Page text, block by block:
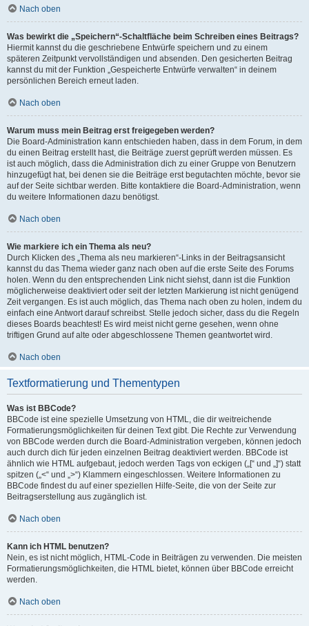
Nach oben
Was bewirkt die „Speichern“-Schaltfläche beim Schreiben eines Beitrags?
Hiermit kannst du die geschriebene Entwürfe speichern und zu einem
späteren Zeitpunkt vervollständigen und absenden. Den gesicherten Beitrag
kannst du mit der Funktion „Gespeicherte Entwürfe verwalten“ in deinem
persönlichen Bereich erneut laden.
Nach oben
Warum muss mein Beitrag erst freigegeben werden?
Die Board-Administration kann entschieden haben, dass in dem Forum, in dem
du einen Beitrag erstellt hast, die Beiträge zuerst geprüft werden müssen. Es
ist auch möglich, dass die Administration dich zu einer Gruppe von Benutzern
hinzugefügt hat, bei denen sie die Beiträge erst begutachten möchte, bevor sie
auf der Seite sichtbar werden. Bitte kontaktiere die Board-Administration, wenn
du weitere Informationen dazu benötigst.
Nach oben
Wie markiere ich ein Thema als neu?
Durch Klicken des „Thema als neu markieren“-Links in der Beitragsansicht
kannst du das Thema wieder ganz nach oben auf die erste Seite des Forums
holen. Wenn du den entsprechenden Link nicht siehst, dann ist die Funktion
möglicherweise deaktiviert oder seit der letzten Markierung ist nicht genügend
Zeit vergangen. Es ist auch möglich, das Thema nach oben zu holen, indem du
einfach eine Antwort darauf schreibst. Stelle jedoch sicher, dass du die Regeln
dieses Boards beachtest! Es wird meist nicht gerne gesehen, wenn ohne
triftigen Grund auf alte oder abgeschlossene Themen geantwortet wird.
Nach oben
Textformatierung und Thementypen
Was ist BBCode?
BBCode ist eine spezielle Umsetzung von HTML, die dir weitreichende
Formatierungsmöglichkeiten für deinen Text gibt. Die Rechte zur Verwendung
von BBCode werden durch die Board-Administration vergeben, können jedoch
auch durch dich für jeden einzelnen Beitrag deaktiviert werden. BBCode ist
ähnlich wie HTML aufgebaut, jedoch werden Tags von eckigen („[“ und „]“) statt
spitzen („<“ und „>“) Klammern eingeschlossen. Weitere Informationen zu
BBCode findest du auf einer speziellen Hilfe-Seite, die von der Seite zur
Beitragserstellung aus zugänglich ist.
Nach oben
Kann ich HTML benutzen?
Nein, es ist nicht möglich, HTML-Code in Beiträgen zu verwenden. Die meisten
Formatierungsmöglichkeiten, die HTML bietet, können über BBCode erreicht
werden.
Nach oben